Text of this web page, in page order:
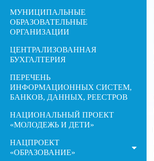
МУНИЦИПАЛЬНЫЕ
ОБРАЗОВАТЕЛЬНЫЕ
ОРГАНИЗАЦИИ
ЦЕНТРАЛИЗОВАННАЯ
БУХГАЛТЕРИЯ
ПЕРЕЧЕНЬ
ИНФОРМАЦИОННЫХ СИСТЕМ,
БАНКОВ, ДАННЫХ, РЕЕСТРОВ
НАЦИОНАЛЬНЫЙ ПРОЕКТ
«МОЛОДЕЖЬ И ДЕТИ»
НАЦПРОЕКТ
«ОБРАЗОВАНИЕ»